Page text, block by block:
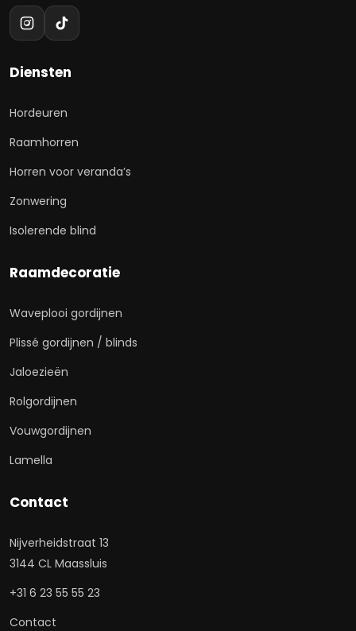
Diensten
Hordeuren
Raamhorren
Horren voor veranda’s
Zonwering
Isolerende blind
Raamdecoratie
Waveplooi gordijnen
Plissé gordijnen / blinds
Jaloezieën
Rolgordijnen
Vouwgordijnen
Lamella
Contact
Nijverheidstraat 13
3144 CL Maassluis
+31 6 23 55 55 23
Contact